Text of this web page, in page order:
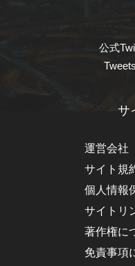
公式
サ
運営会社
サイト規
個人情報
サイトリ
著作権に
免責事項